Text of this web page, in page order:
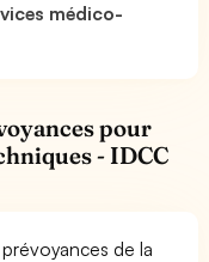
médico-
pour
- IDCC
de la